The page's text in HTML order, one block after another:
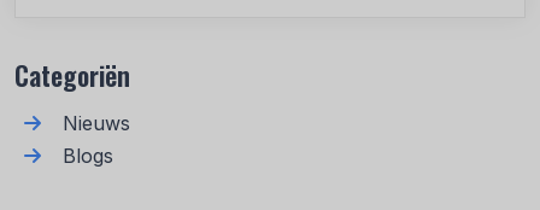
Categoriën
Nieuws
Blogs